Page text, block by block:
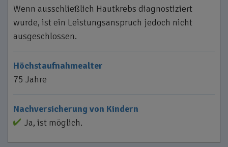
Wenn ausschließlich Hautkrebs diagnostiziert
wurde, ist ein Leistungsanspruch jedoch nicht
ausgeschlossen.
Höchstaufnahmealter
75 Jahre
Nachversicherung von Kindern
Ja, ist möglich.